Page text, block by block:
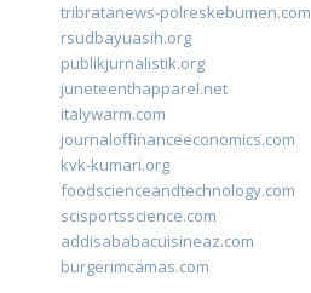
tribratanews-polreskebumen.com
rsudbayuasih.org
publikjurnalistik.org
juneteenthapparel.net
italywarm.com
journaloffinanceeconomics.com
kvk-kumari.org
foodscienceandtechnology.com
scisportsscience.com
addisababacuisineaz.com
burgerimcamas.com